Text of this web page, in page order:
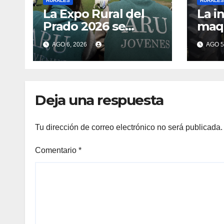
La Expo Rural del
Prado 2026 se
prepara con récord
de inscripciones y la
renovación de sus
AGO 6, 2026
La
AGO
Deja una respuesta
Tu dirección de correo electrónico no será publicada.
Comentario *